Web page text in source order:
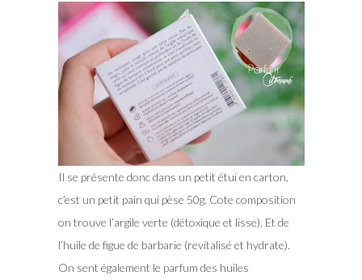
Il se présente donc dans un petit étui en carton,
c’est un petit pain qui pèse 50g. Cote composition
on trouve l’argile verte (détoxique et lisse). Et de
l’huile de figue de barbarie (revitalisé et hydrate).
On sent également le parfum des huiles